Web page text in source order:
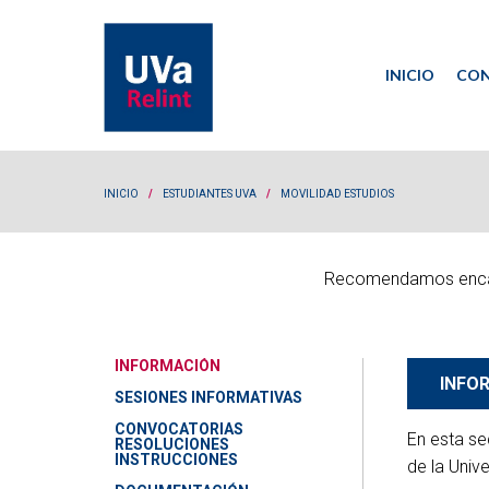
INICIO
INICIO / ESTUDIANTES UVA / MOVILIDAD ESTUDIOS
Recomendamos
INFORMACIÓN
SESIONES INFORMATIVAS
CONVOCATORIAS
RESOLUCIONES
INSTRUCCIONES
En esta
de la